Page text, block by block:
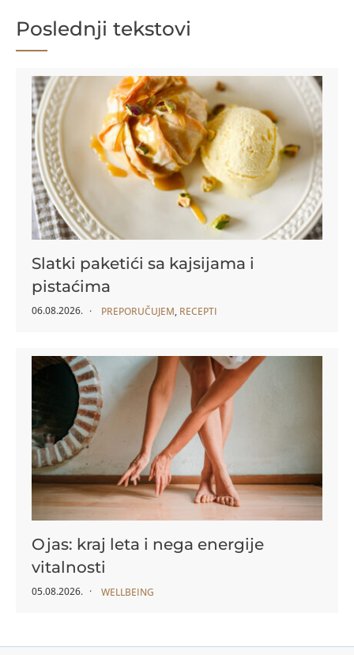
Poslednji tekstovi
Slatki paketići sa kajsijama i
pistaćima
06.08.2026. PREPORUČUJEM, RECEPTI
Ojas: kraj leta i nega energije
vitalnosti
05.08.2026. WELLBEING